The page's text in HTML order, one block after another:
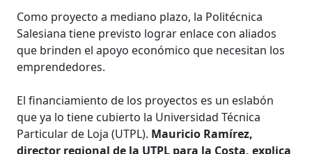
Como proyecto a mediano plazo, la Politécnica
Salesiana tiene previsto lograr enlace con aliados
que brinden el apoyo económico que necesitan los
emprendedores.
El financiamiento de los proyectos es un eslabón
que ya lo tiene cubierto la Universidad Técnica
Particular de Loja (UTPL). Mauricio Ramírez,
director regional de la UTPL para la Costa, explica